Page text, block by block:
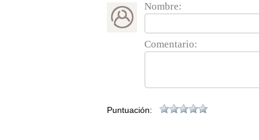
Nombre:
Comentario:
Puntuación: